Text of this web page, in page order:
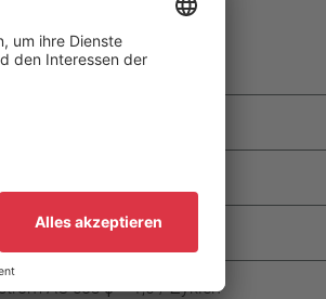
des Schaltergehäuses
AC
AC cos ϕ = 1,0 / Zyklen